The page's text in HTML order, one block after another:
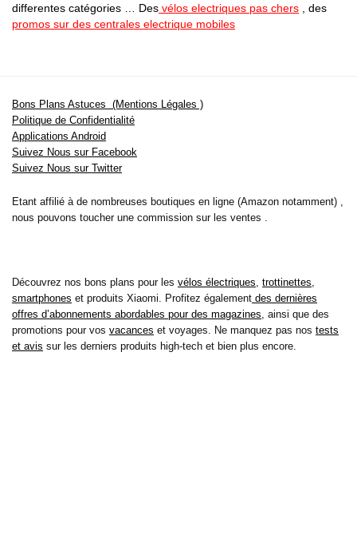
differentes catégories … Des vélos electriques pas chers , des
promos sur des centrales electrique mobiles
Bons Plans Astuces (Mentions Légales )
Politique de Confidentialité
Applications Android
Suivez Nous sur Facebook
Suivez Nous sur Twitter
Etant affilié à de nombreuses boutiques en ligne (Amazon notamment) ,
nous pouvons toucher une commission sur les ventes .
Découvrez nos bons plans pour les vélos électriques trottinettes
smartphones et produits Xiaomi. Profitez également des dernières
offres d’abonnements abordables pour des magazines , ainsi que des
promotions pour vos vacances et voyages. Ne manquez pas nos tests
et avis sur les derniers produits high-tech et bien plus encore.